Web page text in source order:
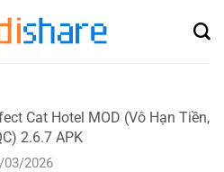
Cat Hotel MOD (Vô Hạn Tiền,
2.6.7 APK
03/2026